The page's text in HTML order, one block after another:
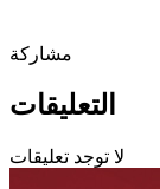
مشاركة
التعليقات
لا توجد تعليقات